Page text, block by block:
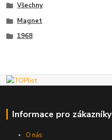
Všechny
Magnet
1968
Informace pro zákazníky
O nás